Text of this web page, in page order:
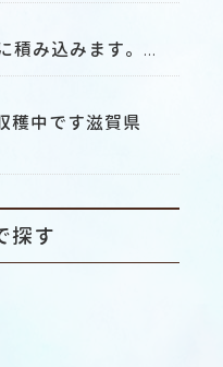
積み込みます。...
穫中です滋賀県
探す